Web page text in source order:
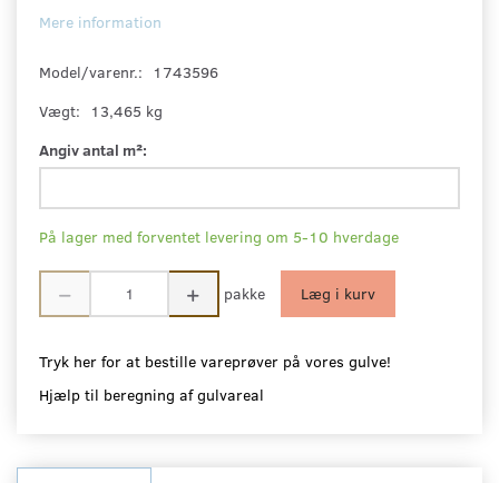
Mere information
Model/varenr.:
1743596
Vægt:
13,465 kg
Angiv antal m²:
På lager med forventet levering om 5-10 hverdage
pakke Læg i kurv
Tryk her for at bestille vareprøver på vores gulve!
Hjælp til beregning af gulvareal